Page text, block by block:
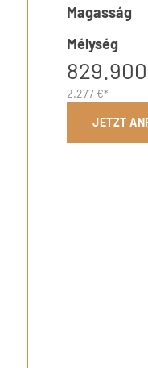
Magasság
Mélység
2.277 €*
JETZT